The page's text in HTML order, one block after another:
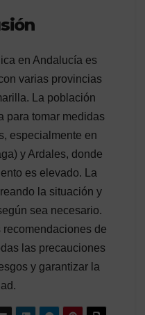
en Andalucía es
varias provincias
La población
para tomar medidas
especialmente en
y Ardales, donde
es elevado. La
la situación y
sea necesario.
recomendaciones de
las precauciones
y garantizar la